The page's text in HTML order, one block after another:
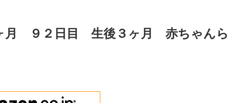
月 ９２日目 生後３ヶ月 赤ちゃんら